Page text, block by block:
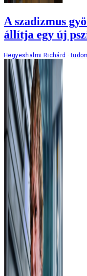
A szadizmus
állítja egy új
Hegyeshalmi Richárd